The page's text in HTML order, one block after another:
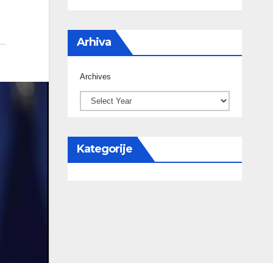
Arhiva
Archives
Kategorije